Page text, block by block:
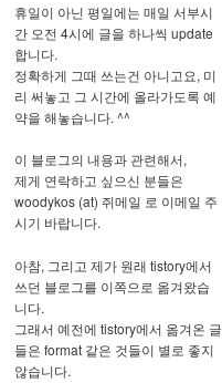
휴일이 아닌 평일에는 매일 서부시
간 오전 4시에 글을 하나씩 update
합니다.
정확하게 그때 쓰는건 아니고요, 미
리 써놓고 그 시간에 올라가도록 예
약을 해놓습니다. ^^
이 블로그의 내용과 관련해서,
제게 연락하고 싶으신 분들은
woodykos (at) 쥐메일 로 이메일 주
시기 바랍니다.
아참, 그리고 제가 원래 tistory에서
쓰던 블로그를 이쪽으로 옮겨왔습
니다.
그래서 예전에 tistory에서 옮겨온 글
들은 format 같은 것들이 별로 좋지
않습니다.